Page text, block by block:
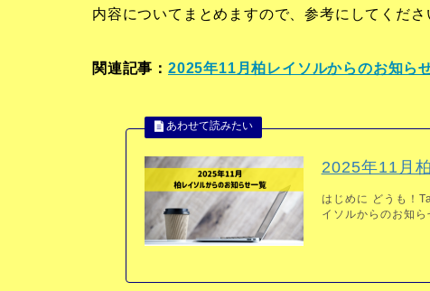
内容についてまとめますので、参考にしてくださ
関連記事： 2025年11月柏レイソルからのお知ら
2025年11月
はじめに どうも！
イソルからのお知